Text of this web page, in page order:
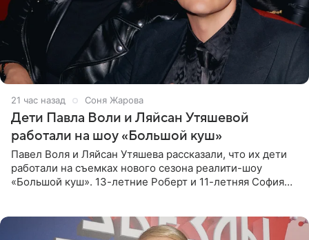
21 час назад Соня Жарова
Дети Павла Воли и Ляйсан Утяшевой
работали на шоу «Большой куш»
Павел Воля и Ляйсан Утяшева рассказали, что их дети
работали на съемках нового сезона реалити-шоу
«Большой куш». 13-летние Роберт и 11-летняя София